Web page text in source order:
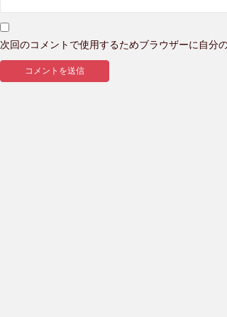
次回のコメントで使用するためブラウザーに自分